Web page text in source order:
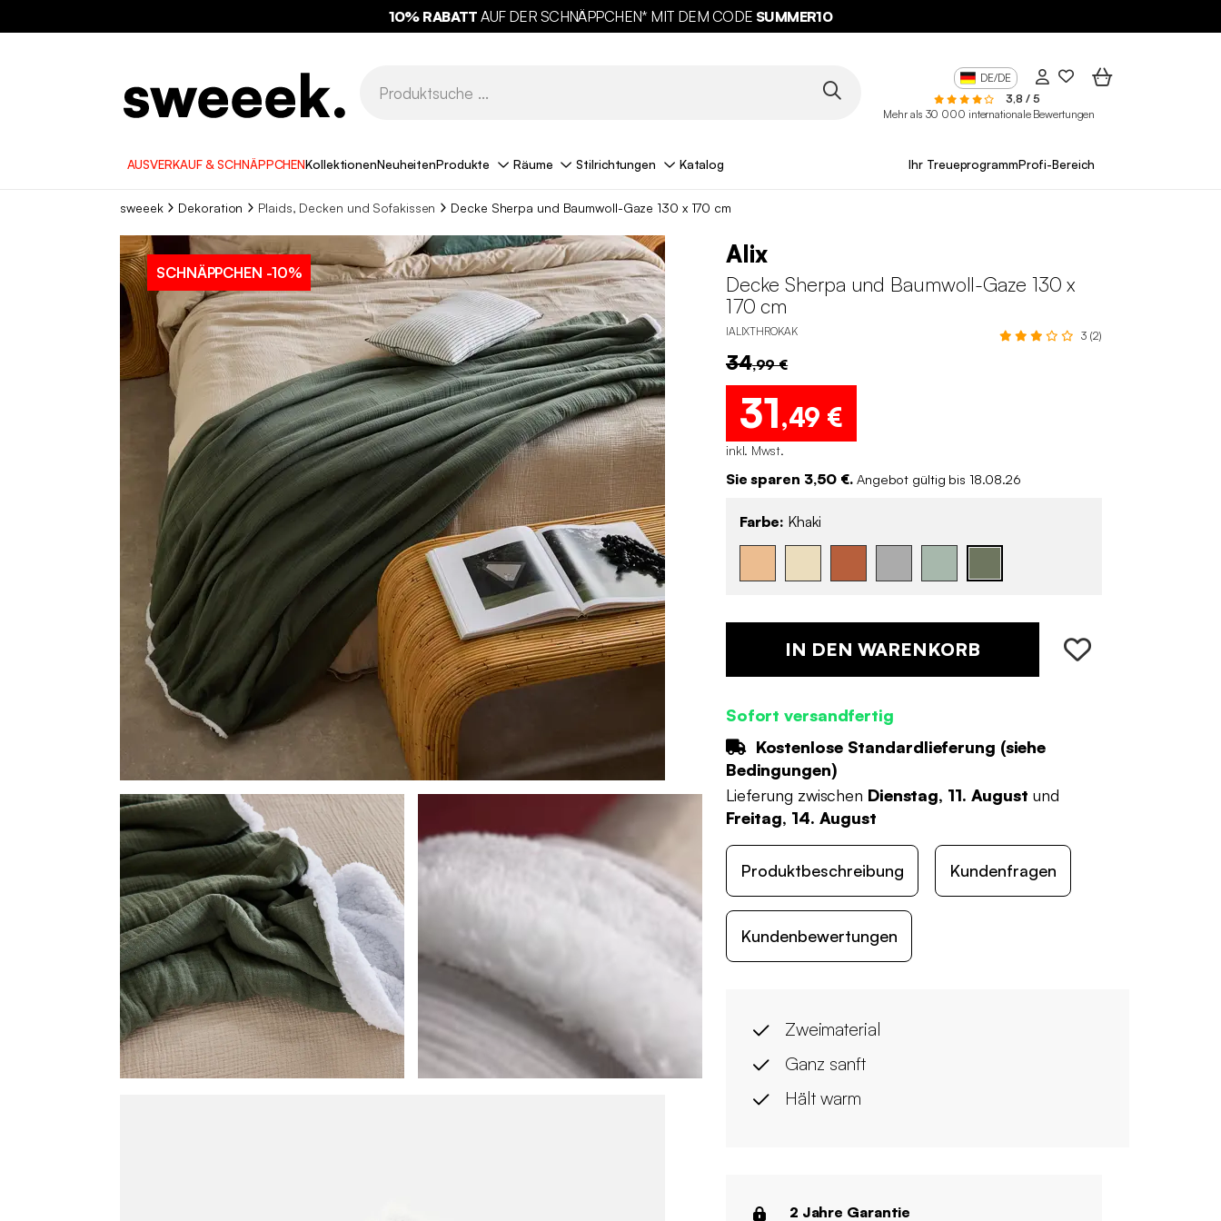
10% RABATT AUF DER SCHNÄPPCHEN* MIT DEM CODE SUMMER10
DE/DE
3,8 / 5
Mehr als 30 000 internationale Bewertungen
AUSVERKAUF & SCHNÄPPCHENKollektionenNeuheitenProdukte Räume Stilrichtungen Katalog Ihr TreueprogrammProfi-Bereich
sweeek Dekoration Plaids, Decken und Sofakissen Decke Sherpa und Baumwoll-Gaze 130 x 170 cm
SCHNÄPPCHEN -10%
Alix
Decke Sherpa und Baumwoll-Gaze 130 x
170 cm
IALIXTHROKAK 3 (2)
34,99 €
31,49 €
inkl. Mwst.
Sie sparen 3,50 €. Angebot gültig bis 18.08.26
Farbe: Khaki
IN DEN WARENKORB
Sofort versandfertig
Kostenlose Standardlieferung (siehe
Bedingungen)
Lieferung zwischen Dienstag, 11. August und
Freitag, 14. August
Produktbeschreibung Kundenfragen
Kundenbewertungen
Zweimaterial
Ganz sanft
Hält warm
2 Jahre Garantie